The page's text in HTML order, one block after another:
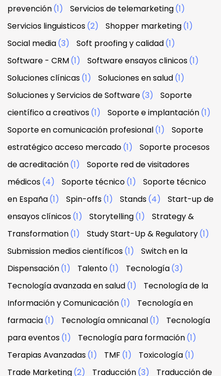
prevención(1) Servicios de telemarketing(1)
Servicios linguisticos(2) Shopper marketing(1)
Social media(3) Soft proofing y calidad(1)
Software - CRM(1) Software ensayos clinicos(1)
Soluciones clínicas(1) Soluciones en salud(1)
Soluciones y Servicios de Software(3)
Soporte
científico a creativos(1) Soporte e implantación(1)
Soporte en comunicación profesional(1)
Soporte
estratégico acceso mercado(1)
Soporte procesos
de acreditación(1)
Soporte red de visitadores
médicos(4) Soporte técnico(1)
Soporte técnico
en España(1) Spin-offs(1) Stands(4)
Start-up de
ensayos clínicos(1) Storytelling(1)
Strategy &
Transformation(1) Study Start-Up & Regulatory(1)
Submission medios científicos(1)
Switch en la
Dispensación(1) Talento(1) Tecnología(3)
Tecnología avanzada en salud(1)
Tecnología de la
Información y Comunicación(1)
Tecnología en
farmacia(1) Tecnología omnicanal(1)
Tecnología
para eventos(1) Tecnología para formación(1)
Terapias Avanzadas(1) TMF (1) Toxicología(1)
Trade Marketing(2) Traducción(3)
Traducción de